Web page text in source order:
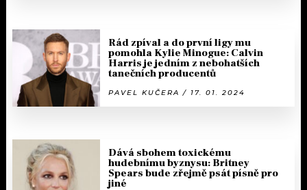
Rád zpíval a do první ligy mu
pomohla Kylie Minogue: Calvin
Harris je jedním z nebohatších
tanečních producentů
PAVEL KUČERA / 17. 01. 2024
Dává sbohem toxickému
hudebnímu byznysu: Britney
Spears bude zřejmě psát písně pro
jiné